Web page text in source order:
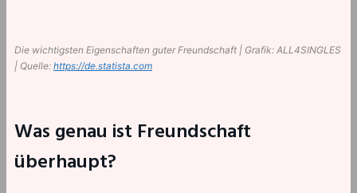
Die wichtigsten Eigenschaften guter Freundschaft | Grafik: ALL4SINGLES
| Quelle: https://de.statista.com
Was genau ist Freundschaft
überhaupt?